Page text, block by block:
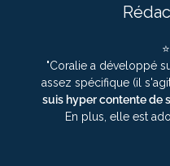
"Coralie a développé
assez spécifique (il
suis hyper contente de
En plus, elle est